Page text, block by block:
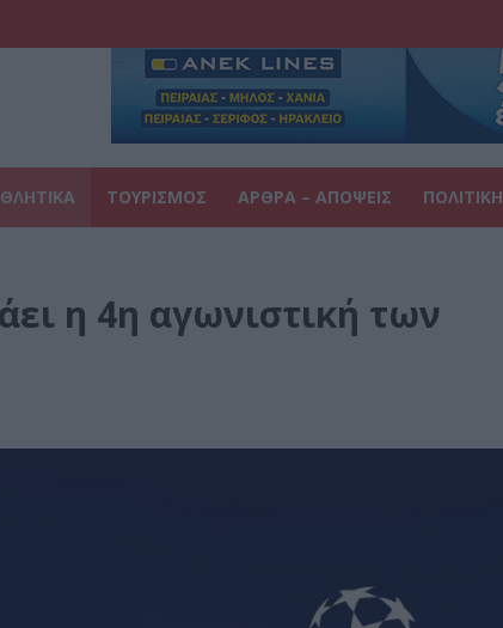
ΤΟΥΡΙΣΜΟΣ ΑΡΘΡΑ – ΑΠΟΨΕΙΣ ΠΟΛΙΤΙΚΗ
η 4η αγωνιστική των